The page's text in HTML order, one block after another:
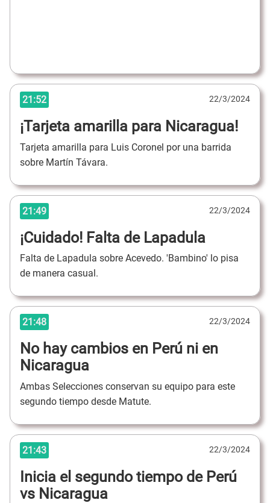
21:52 22/3/2024
¡Tarjeta amarilla para Nicaragua!
Tarjeta amarilla para Luis Coronel por una barrida
sobre Martín Távara.
21:49 22/3/2024
¡Cuidado! Falta de Lapadula
Falta de Lapadula sobre Acevedo. 'Bambino' lo pisa
de manera casual.
21:48 22/3/2024
No hay cambios en Perú ni en
Nicaragua
Ambas Selecciones conservan su equipo para este
segundo tiempo desde Matute.
21:43 22/3/2024
Inicia el segundo tiempo de Perú
vs Nicaragua